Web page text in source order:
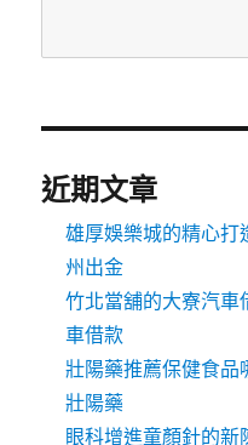
近期文章
雄厚娛樂城的精心打
州出金
竹北當舖的大寮汽車
車借款
壯陽藥推薦保健食品
壯陽藥
眼科增進童顏針的